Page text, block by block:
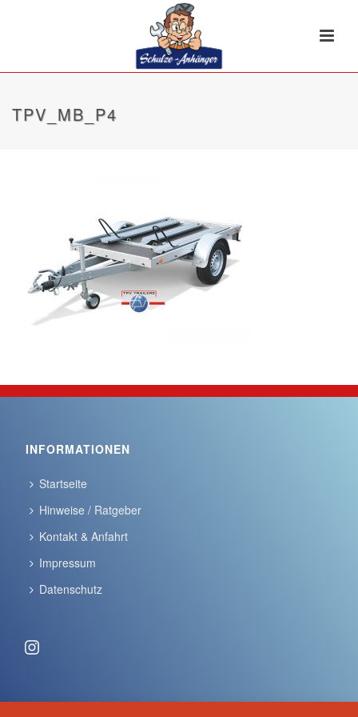
TPV_MB_P4
INFORMATIONEN
Startseite
Hinweise / Ratgeber
Kontakt & Anfahrt
Impressum
Datenschutz
Instagram